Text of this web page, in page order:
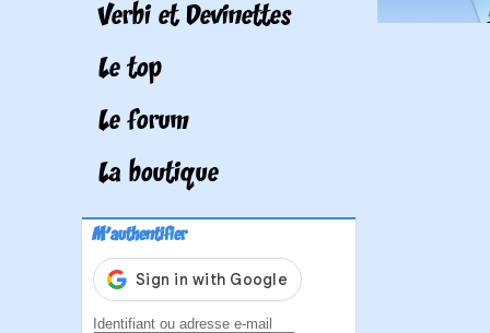
Verbi et Devinettes
Le top
Le forum
La boutique
M'authentifier
Identifiant ou adresse e-mail